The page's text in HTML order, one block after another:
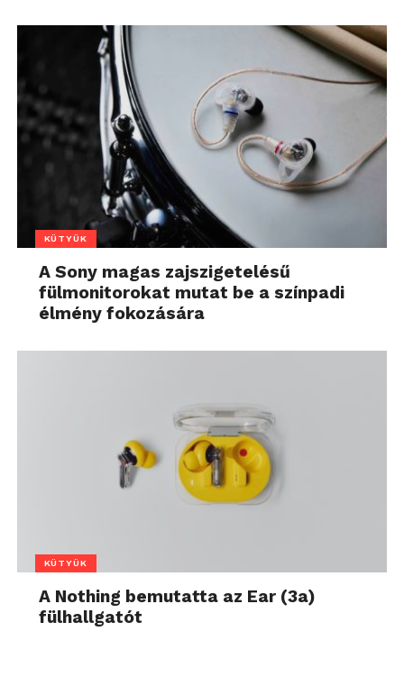
KÜTYÜK
A Sony magas zajszigetelésű
fülmonitorokat mutat be a színpadi
élmény fokozására
KÜTYÜK
A Nothing bemutatta az Ear (3a)
fülhallgatót